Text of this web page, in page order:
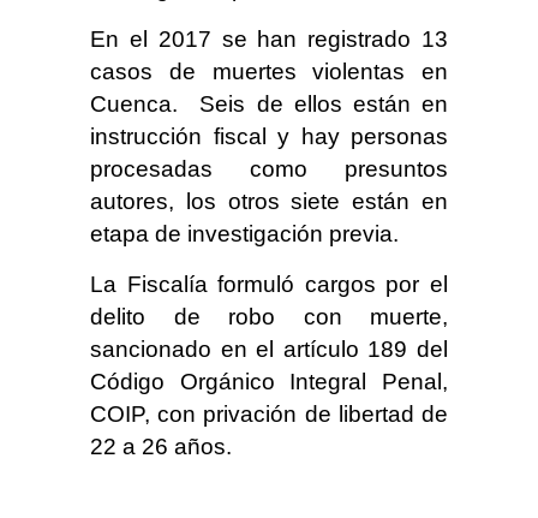
En el 2017 se han registrado 13
casos de muertes violentas en
Cuenca. Seis de ellos están en
instrucción fiscal y hay personas
procesadas como presuntos
autores, los otros siete están en
etapa de investigación previa.
La Fiscalía formuló cargos por el
delito de robo con muerte,
sancionado en el artículo 189 del
Código Orgánico Integral Penal,
COIP, con privación de libertad de
22 a 26 años.